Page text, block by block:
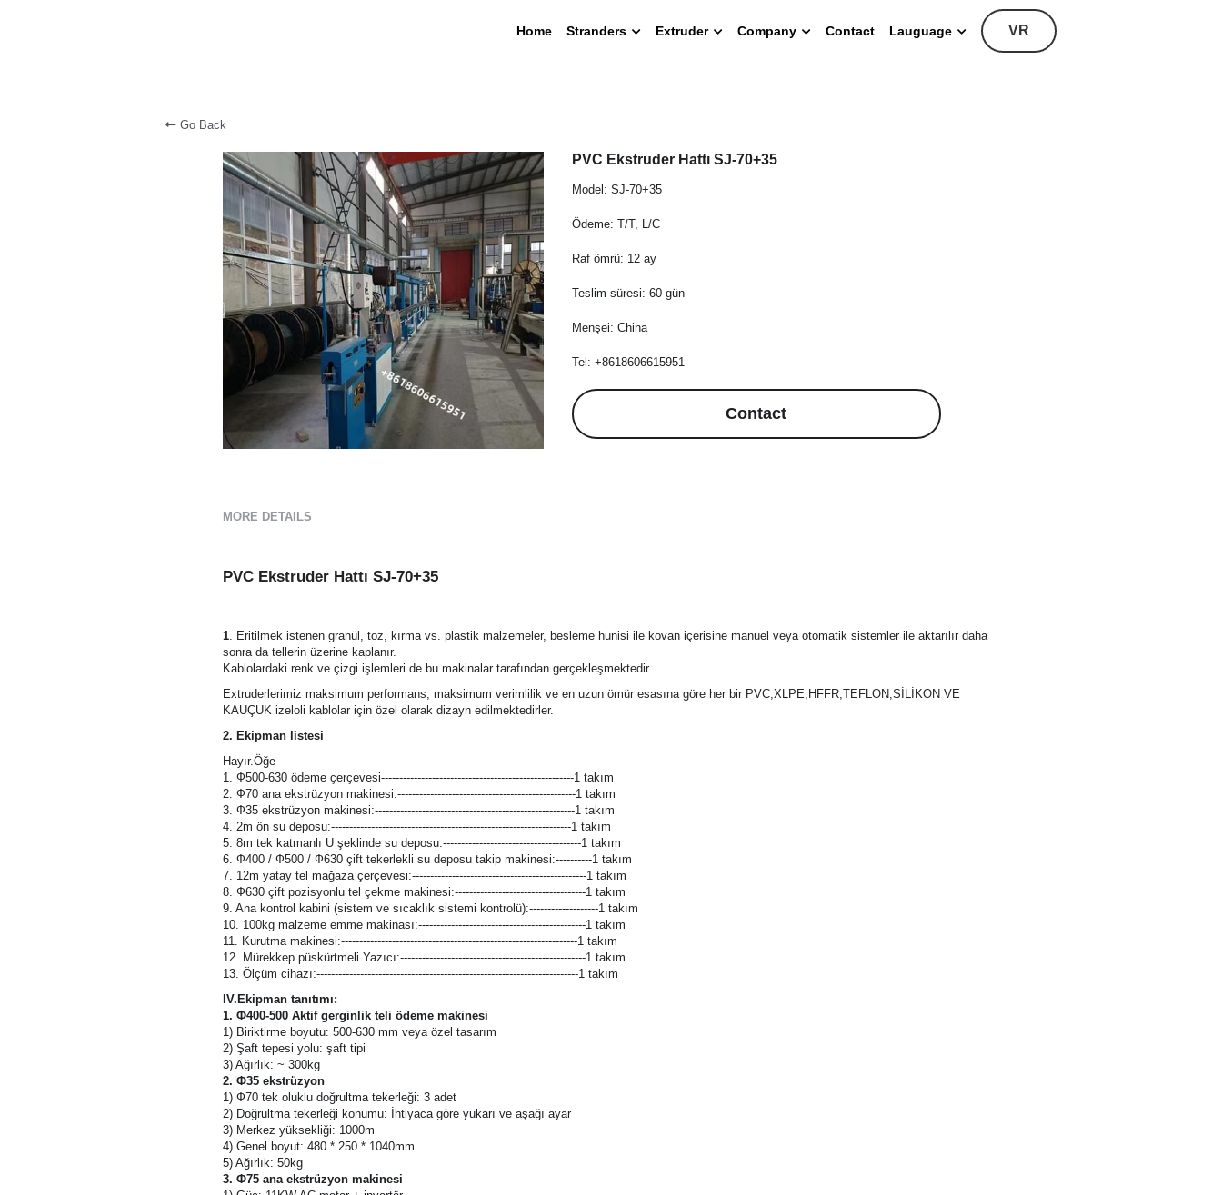
Home Stranders Extruder Company Contact Lauguage VR
Go Back
PVC Ekstruder Hattı SJ-70+35
Model: SJ-70+35
Ödeme: T/T, L/C
Raf ömrü: 12 ay
Teslim süresi: 60 gün
Menşei: China
Tel: +8618606615951
Contact
1. Eritilmek istenen granül, toz, kırma vs. plastik malzemeler, besleme hunisi ile kovan içerisine manuel veya otomatik sistemler ile aktarılır daha
sonra da tellerin üzerine kaplanır.
Kablolardaki renk ve çizgi işlemleri de bu makinalar tarafından gerçekleşmektedir.
Extruderlerimiz maksimum performans, maksimum verimlilik ve en uzun ömür esasına göre her bir PVC,XLPE,HFFR,TEFLON,SİLİKON VE
KAUÇUK izeloli kablolar için özel olarak dizayn edilmektedirler.
2. Ekipman listesi
Hayır.Öğe
1. Ф500-630 ödeme çerçevesi-----------------------------------------------------1 takım
2. Ф70 ana ekstrüzyon makinesi:-------------------------------------------------1 takım
3. Ф35 ekstrüzyon makinesi:-------------------------------------------------------1 takım
4. 2m ön su deposu:------------------------------------------------------------------1 takım
5. 8m tek katmanlı U şeklinde su deposu:--------------------------------------1 takım
6. Ф400 / Ф500 / Ф630 çift tekerlekli su deposu takip makinesi:----------1 takım
7. 12m yatay tel mağaza çerçevesi:------------------------------------------------1 takım
8. Ф630 çift pozisyonlu tel çekme makinesi:------------------------------------1 takım
9. Ana kontrol kabini (sistem ve sıcaklık sistemi kontrolü):-------------------1 takım
10. 100kg malzeme emme makinası:----------------------------------------------1 takım
11. Kurutma makinesi:-----------------------------------------------------------------1 takım
12. Mürekkep püskürtmeli Yazıcı:---------------------------------------------------1 takım
13. Ölçüm cihazı:------------------------------------------------------------------------1 takım
IV.Ekipman tanıtımı:
1. Ф400-500 Aktif gerginlik teli ödeme makinesi
1) Biriktirme boyutu: 500-630 mm veya özel tasarım
2) Şaft tepesi yolu: şaft tipi
3) Ağırlık: ~ 300kg
2. Ф35 ekstrüzyon
1) Ф70 tek oluklu doğrultma tekerleği: 3 adet
2) Doğrultma tekerleği konumu: İhtiyaca göre yukarı ve aşağı ayar
3) Merkez yüksekliği: 1000m
4) Genel boyut: 480 * 250 * 1040mm
5) Ağırlık: 50kg